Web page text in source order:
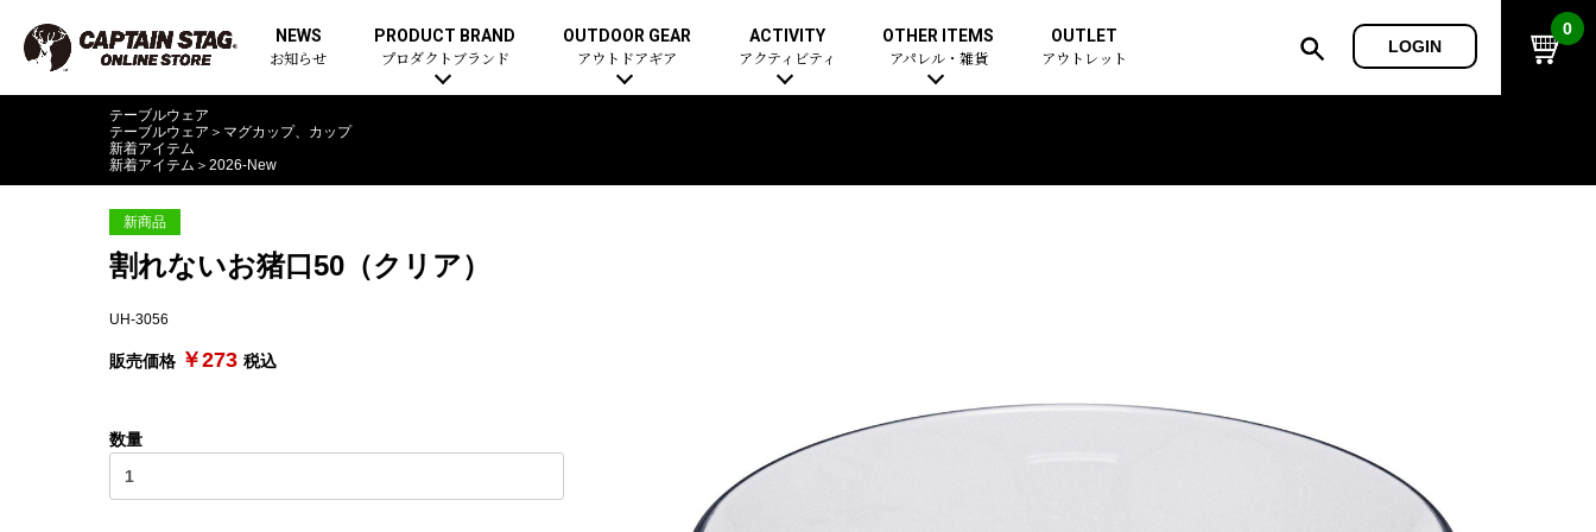
NEWS
お知らせ
PRODUCT BRAND
プロダクトブランド
OUTDOOR GEAR
アウトドアギア
ACTIVITY
アクティビティ
OTHER ITEMS
アパレル・雑貨
OUTLET
アウトレット
LOGIN
0
テーブルウェア
テーブルウェア ＞ マグカップ、カップ
新着アイテム
新着アイテム ＞ 2026-New
新商品
割れないお猪口50（クリア）
UH-3056
販売価格 ￥273 税込
数量